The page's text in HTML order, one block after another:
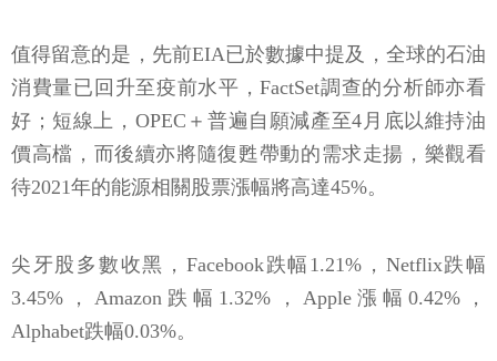
值得留意的是，先前EIA已於數據中提及，全球的石油
消費量已回升至疫前水平，FactSet調查的分析師亦看
好；短線上，OPEC＋普遍自願減產至4月底以維持油
價高檔，而後續亦將隨復甦帶動的需求走揚，樂觀看
待2021年的能源相關股票漲幅將高達45%。
尖牙股多數收黑，Facebook跌幅1.21%，Netflix跌幅
3.45%，Amazon跌幅1.32%，Apple漲幅0.42%，
Alphabet跌幅0.03%。